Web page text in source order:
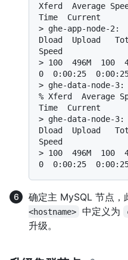
Xferd  Average
Time  Current
> ghe-app-node-2:
Dload  Upload
Speed
> 100  496M  100
0  0:00:25
> ghe-data-node-
% Xferd  Average
Time  Current
> ghe-data-node-3:
Dload  Upload
Speed
> 100  496M  100
0  0:00:25
确定主 MySQL 节点，
<hostname>
中定义为
升级。